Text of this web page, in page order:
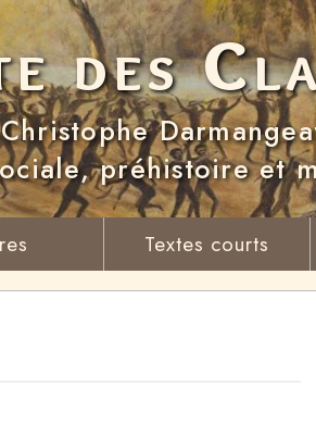
des
préhistoire et
Textes courts